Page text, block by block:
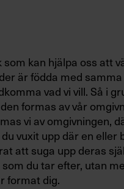
kan hjälpa oss att
är födda med
vad vi vill. Så i
formas av vår
vi av omgivningen,
vuxit upp där en eller
att suga upp deras
du tar efter, utan
format dig.